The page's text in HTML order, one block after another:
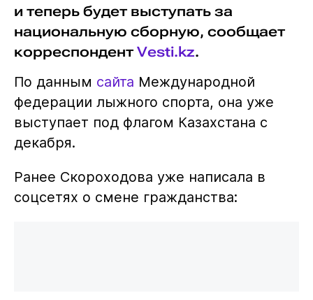
и теперь будет выступать за
национальную сборную, сообщает
корреспондент Vesti.kz.
По данным сайта Международной
федерации лыжного спорта, она уже
выступает под флагом Казахстана с
декабря.
Ранее Скороходова уже написала в
соцсетях о смене гражданства: